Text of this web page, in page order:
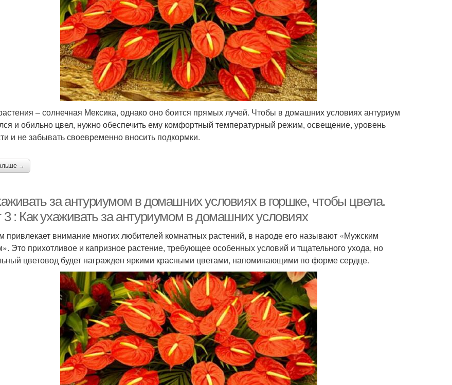
– солнечная Мексика, однако оно боится прямых лучей. Чтобы в домашних условиях антуриум
и обильно цвел, нужно обеспечить ему комфортный температурный режим, освещение, уровень
и не забывать своевременно вносить подкормки.
→
за антуриумом в домашних условиях в горшке, чтобы цвела.
3 : Как ухаживать за антуриумом в домашних условиях
привлекает внимание многих любителей комнатных растений, в народе его называют «Мужским
Это прихотливое и капризное растение, требующее особенных условий и тщательного ухода, но
цветовод будет награжден яркими красными цветами, напоминающими по форме сердце.